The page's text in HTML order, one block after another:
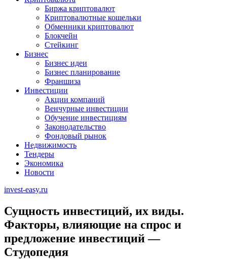
Биржа криптовалют
Криптовалютные кошельки
Обменники криптовалют
Блокчейн
Стейкинг
Бизнес
Бизнес идеи
Бизнес планирование
Франшиза
Инвестиции
Акции компаний
Венчурные инвестиции
Обучение инвестициям
Законодательство
Фондовый рынок
Недвижимость
Тендеры
Экономика
Новости
invest-easy.ru
Сущность инвестиций, их виды.
Факторы, влияющие на спрос и
предложение инвестиций —
Студопедия